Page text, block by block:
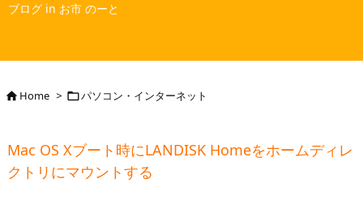
ブログ in お市 のーと
次へ
Home > パソコン・インターネット
Mac OS Xブート時にLANDISK Homeをホームディレ
クトリにマウントする